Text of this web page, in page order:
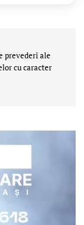
prevederi ale
cu caracter